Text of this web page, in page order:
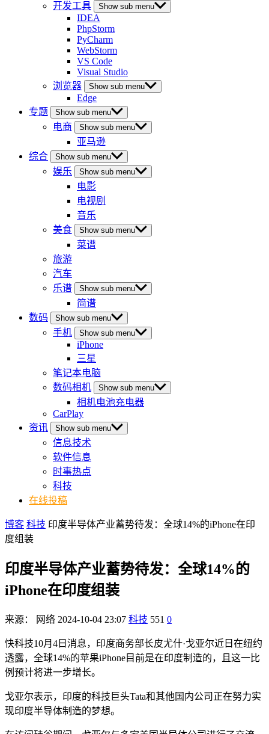
开发工具
Show sub menu
IDEA
PhpStorm
PyCharm
WebStorm
VS Code
Visual Studio
浏览器
Show sub menu
Edge
专题
Show sub menu
电商 Show sub menu
亚马逊
综合
Show sub menu
娱乐 Show sub menu
电影
电视剧
音乐
美食
Show sub menu
菜谱
旅游
汽车
乐谱
Show sub menu
简谱
数码
Show sub menu
手机 Show sub menu
iPhone
三星
笔记本电脑
数码相机
Show sub menu
相机电池充电器
CarPlay
资讯
Show sub menu
信息技术
软件信息
时事热点
科技
在线投稿
博客 科技 印度半导体产业蓄势待发：全球14%的iPhone在印
度组装
印度半导体产业蓄势待发：全球14%的
iPhone在印度组装
来源： 网络 2024-10-04 23:07 科技 551 0
快科技10月4日消息，印度商务部长皮尤什·戈亚尔近日在纽约
透露，全球14%的苹果iPhone目前是在印度制造的，且这一比
例预计将进一步增长。
戈亚尔表示，印度的科技巨头Tata和其他国内公司正在努力实
现印度半导体制造的梦想。